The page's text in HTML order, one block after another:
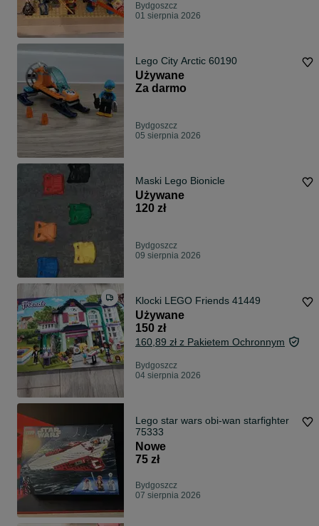
Bydgoszcz
01 sierpnia 2026
Lego City Arctic 60190
Używane
Za darmo
Bydgoszcz
05 sierpnia 2026
Maski Lego Bionicle
Używane
120 zł
Bydgoszcz
09 sierpnia 2026
Klocki LEGO Friends 41449
Używane
150 zł
160,89 zł z Pakietem Ochronnym
Bydgoszcz
04 sierpnia 2026
Lego star wars obi-wan starfighter
75333
Nowe
75 zł
Bydgoszcz
07 sierpnia 2026